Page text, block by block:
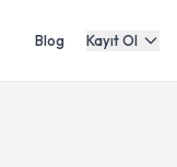
Blog Kayıt Ol